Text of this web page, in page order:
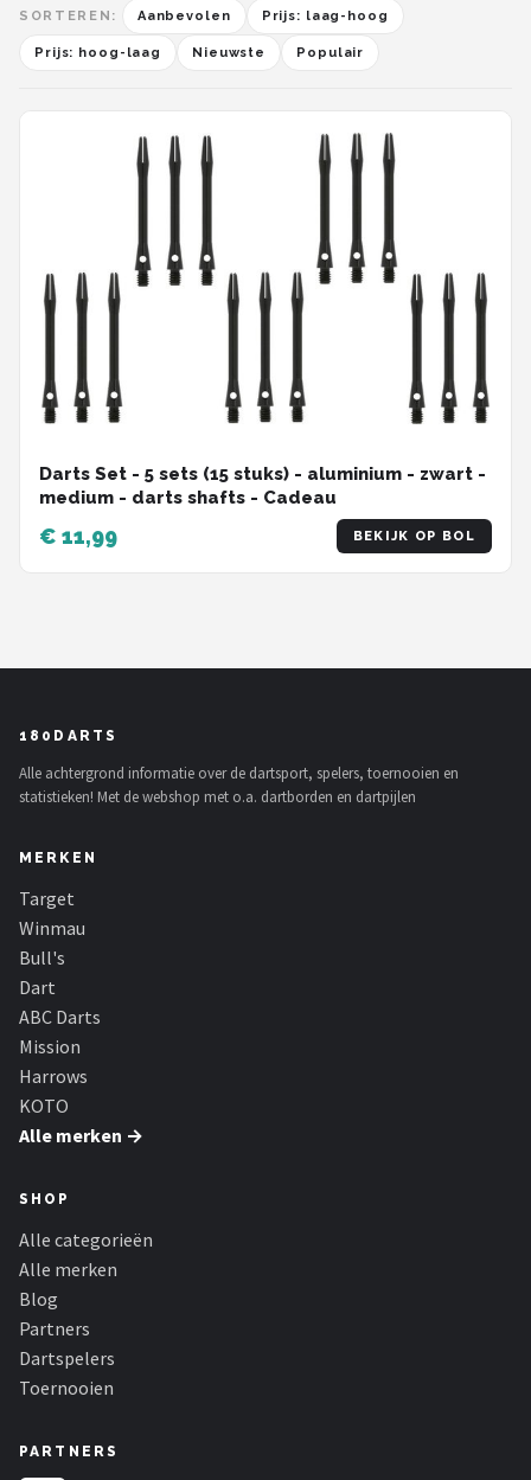
SORTEREN: Aanbevolen Prijs: laag-hoog
Prijs: hoog-laag Nieuwste Populair
Darts Set - 5 sets (15 stuks) - aluminium - zwart -
medium - darts shafts - Cadeau
€ 11,99 BEKIJK OP BOL
180DARTS
Alle achtergrond informatie over de dartsport, spelers, toernooien en
statistieken! Met de webshop met o.a. dartborden en dartpijlen
MERKEN
Target
Winmau
Bull's
Dart
ABC Darts
Mission
Harrows
KOTO
Alle merken →
SHOP
Alle categorieën
Alle merken
Blog
Partners
Dartspelers
Toernooien
PARTNERS